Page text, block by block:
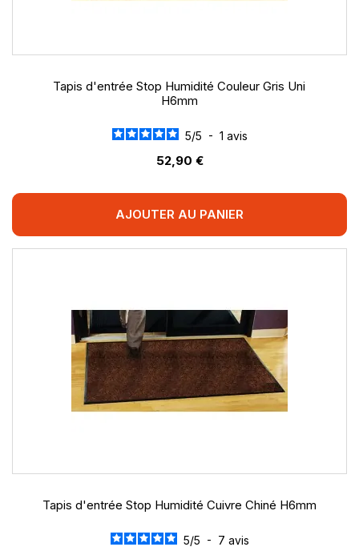
Tapis d'entrée Stop Humidité Couleur Gris Uni
H6mm
5/5 - 1 avis
52,90 €
AJOUTER AU PANIER
Tapis d'entrée Stop Humidité Cuivre Chiné H6mm
5/5 - 7 avis